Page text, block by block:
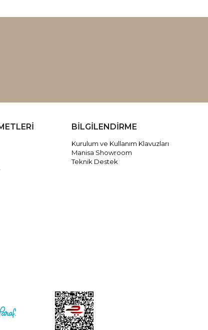
BİLGİLENDİRME
Kurulum ve Kullanım Klavuzları
Manisa Showroom
Teknik Destek